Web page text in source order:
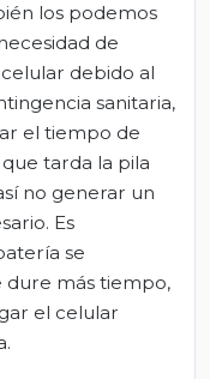
los podemos
de
debido al
sanitaria,
el tiempo de
tarda la pila
no generar un
Es
se
más tiempo,
el celular